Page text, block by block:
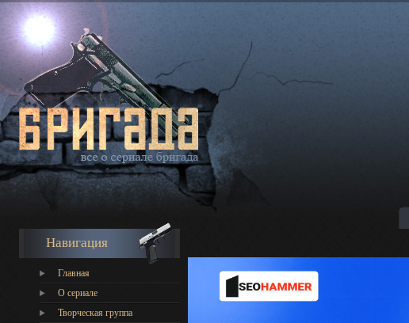
Навигация
Главная
О сериале
Творческая группа